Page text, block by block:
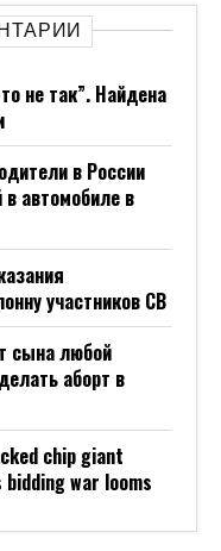
не так”. Найдена
в России
автомобиле в
участников СВ
сына любой
аборт в
chip giant
war looms